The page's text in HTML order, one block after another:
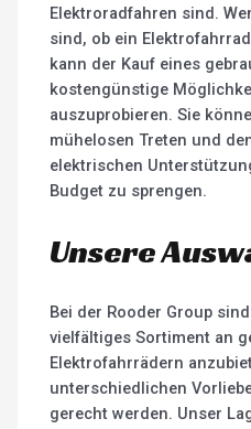
Elektroradfahren sind.
sind, ob ein
kann der Kauf eines
kostengünstige
auszuprobieren. Sie
mühelosen Treten und
elektrischen
Budget zu sprengen.
Unsere
Bei der Rooder Group
vielfältiges Sortiment an
Elektrofahrrädern
unterschiedlichen
gerecht werden. Unser